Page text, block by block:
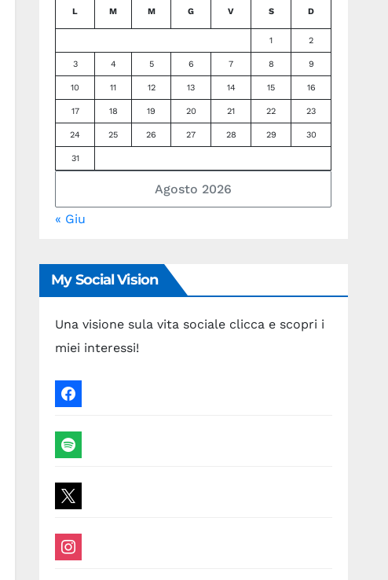
Agosto 2026
L M M G V S D
1 2
3 4 5 6 7 8 9
10 11 12 13 14 15 16
17 18 19 20 21 22 23
24 25 26 27 28 29 30
31
« Giu
My Social Vision
Una visione sula vita sociale clicca e scopri i
miei interessi!
facebook
spotify
x
instagram